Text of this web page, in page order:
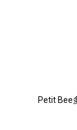
Petit Bee